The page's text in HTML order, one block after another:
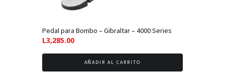
Pedal para Bombo – Gibraltar – 4000 Series
L3,285.00
AÑADIR AL CARRITO